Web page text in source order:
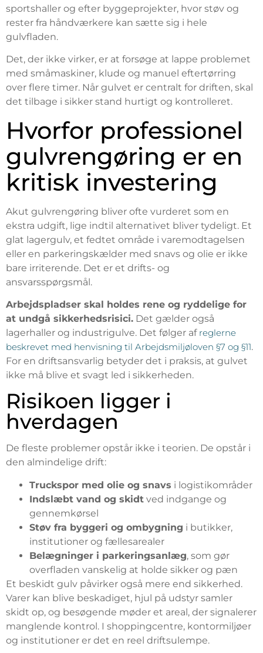
sportshaller og efter byggeprojekter, hvor støv og
rester fra håndværkere kan sætte sig i hele
gulvfladen.
Det, der ikke virker, er at forsøge at lappe problemet
med småmaskiner, klude og manuel eftertørring
over flere timer. Når gulvet er centralt for driften, skal
det tilbage i sikker stand hurtigt og kontrolleret.
Hvorfor professionel
gulvrengøring er en
kritisk investering
Akut gulvrengøring bliver ofte vurderet som en
ekstra udgift, lige indtil alternativet bliver tydeligt. Et
glat lagergulv, et fedtet område i varemodtagelsen
eller en parkeringskælder med snavs og olie er ikke
bare irriterende. Det er et drifts- og
ansvarsspørgsmål.
Arbejdspladser skal holdes rene og ryddelige for
at undgå sikkerhedsrisici. Det gælder også
lagerhaller og industrigulve. Det følger af reglerne
beskrevet med henvisning til Arbejdsmiljøloven §7 og §11.
For en driftsansvarlig betyder det i praksis, at gulvet
ikke må blive et svagt led i sikkerheden.
Risikoen ligger i
hverdagen
De fleste problemer opstår ikke i teorien. De opstår i
den almindelige drift:
Truckspor med olie og snavs i logistikområder
Indslæbt vand og skidt ved indgange og
gennemkørsel
Støv fra byggeri og ombygning i butikker,
institutioner og fællesarealer
Belægninger i parkeringsanlæg, som gør
overfladen vanskelig at holde sikker og pæn
Et beskidt gulv påvirker også mere end sikkerhed.
Varer kan blive beskadiget, hjul på udstyr samler
skidt op, og besøgende møder et areal, der signalerer
manglende kontrol. I shoppingcentre, kontormiljøer
og institutioner er det en reel driftsulempe.